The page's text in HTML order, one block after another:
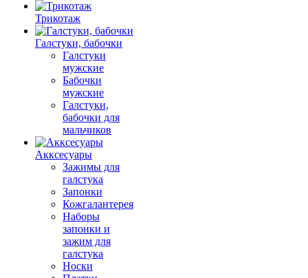
Трикотаж
Галстуки, бабочки
Галстуки
мужские
Бабочки
мужские
Галстуки,
бабочки для
мальчиков
Акксесуары
Зажимы для
галстука
Запонки
Кожгалантерея
Наборы
запонки и
зажим для
галстука
Носки